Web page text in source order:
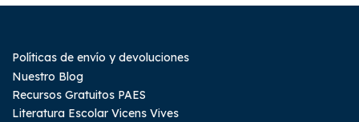
Políticas de envío y devoluciones
Nuestro Blog
Recursos Gratuitos PAES
Literatura Escolar Vicens Vives